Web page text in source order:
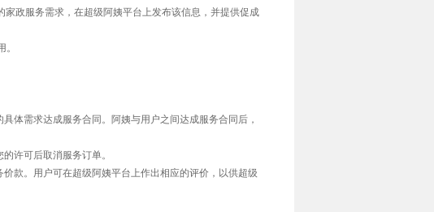
政服务需求，在超级阿姨平台上发布该信息，并提供促成
体需求达成服务合同。阿姨与用户之间达成服务合同后，
许可后取消服务订单。
款。用户可在超级阿姨平台上作出相应的评价，以供超级